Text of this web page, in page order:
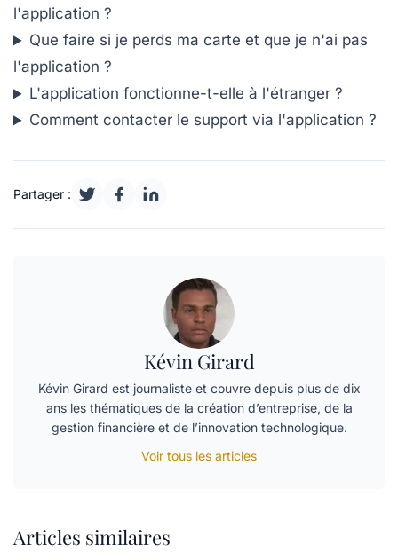
l'application ?
Que faire si je perds ma carte et que je n'ai pas
l'application ?
L'application fonctionne-t-elle à l'étranger ?
Comment contacter le support via l'application ?
Partager :
Kévin Girard
Kévin Girard est journaliste et couvre depuis plus de dix
ans les thématiques de la création d’entreprise, de la
gestion financière et de l’innovation technologique.
Voir tous les articles
Articles similaires